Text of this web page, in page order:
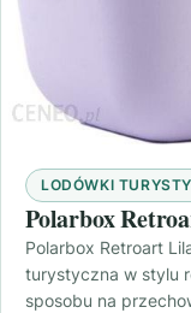
LODÓWKI
Polarbox
Polarbox Retroart
turystyczna w stylu
sposobu na